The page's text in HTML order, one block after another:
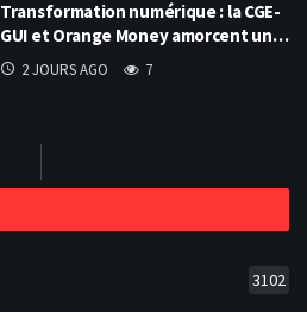
Transformation numérique : la CGE-
GUI et Orange Money amorcent un…
2 JOURS AGO 7
3102